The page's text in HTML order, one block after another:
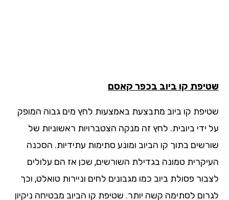
קו ביוב בכפר קאסם
קו ביוב מתבצעת באמצעות לחץ מים גבוה המופק
ידי ביובית. לחץ זה מנקה הצטברויות ראשוניות של
בתוך קו הביוב ומונע סתימות עתידיות. הסכנה
טמונה בגדילת השורשים, שכן אז הם עלולים
פסולת ביוב כמו מגבונים לחים וניירות טואלט, וכך
לסתימה קשה יותר. שטיפת קו הביוב מבטיחה ניקיון